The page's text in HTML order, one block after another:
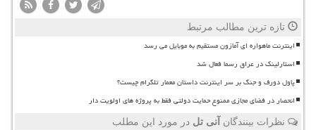
تازه ترین مطالب مرتبط
اینترنت ماهواره ای آمازون مستقیم به موبایل می رسد
استارلینک در عراق رسما فعال شد
پاول دورف و جنگ بر سر اینترنت داستان معمار تلگرام چیست؟
انحصار در فضای مجازی ممنوع حمایت دولتی فقط به پروژه های اولویت دار
نظرات بینندگان آنی تل در مورد این مطلب